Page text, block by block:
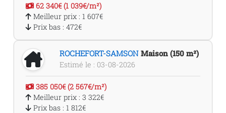
62 340€ (1 039€/m²)
Meilleur prix : 1 607€
Prix bas : 472€
ROCHEFORT-SAMSON Maison (150 m²)
Estimé le : 03-08-2026
385 050€ (2 567€/m²)
Meilleur prix : 3 322€
Prix bas : 1 812€